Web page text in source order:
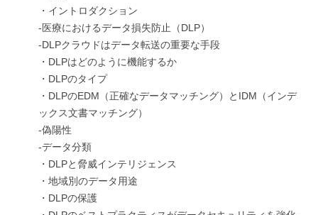
・イントロダクション
-医療におけるデータ損失防止（DLP）
-DLPクラウドはデータ転送の重要な手段
・DLPはどのように機能するか
・DLPのタイプ
・DLPのEDM（正確なデータマッチング）とIDM（インデ
ックス文書マッチング）
-偽陽性
-データ分類
・DLPと脅威インテリジェンス
・地域別のデータ用途
・DLPの保護